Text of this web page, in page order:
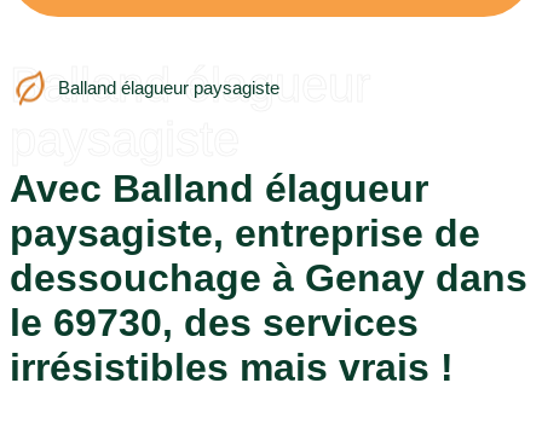
Balland élagueur paysagiste
Balland élagueur
Avec Balland élagueur
paysagiste, entreprise de
dessouchage à Genay dans
le 69730, des services
irrésistibles mais vrais !